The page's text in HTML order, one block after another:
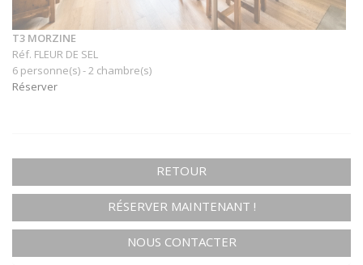
T3 MORZINE
Réf. FLEUR DE SEL
6 personne(s) - 2 chambre(s)
Réserver
RETOUR
RÉSERVER MAINTENANT !
NOUS CONTACTER